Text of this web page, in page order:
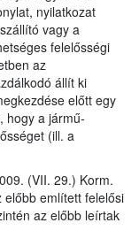
nyilatkozat
vagy a
felelősségi
az
állít ki
előtt egy
hogy a jármű-
(ill. a
(VII. 29.) Korm.
előbb említett felelősi
az előbb leírtak